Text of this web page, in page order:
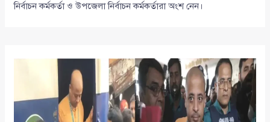
নির্বাচন কর্মকর্তা ও উপজেলা নির্বাচন কর্মকর্তারা অংশ নেন।